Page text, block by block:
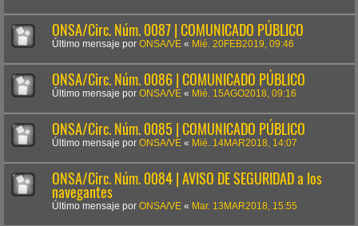
ONSA/Circ. Núm. 0087 | COMUNICADO PÚBLICO
Último mensaje por ONSA/VE « Mié. 20FEB2019, 09:46
ONSA/Circ. Núm. 0086 | COMUNICADO PÚBLICO
Último mensaje por ONSA/VE « Mié. 15AGO2018, 09:16
ONSA/Circ. Núm. 0085 | COMUNICADO PÚBLICO
Último mensaje por ONSA/VE « Mié. 14MAR2018, 14:07
ONSA/Circ. Núm. 0084 | AVISO DE SEGURIDAD a los
navegantes
Último mensaje por ONSA/VE « Mar. 13MAR2018, 15:55